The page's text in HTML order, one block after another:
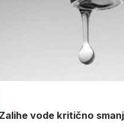
vode kritično